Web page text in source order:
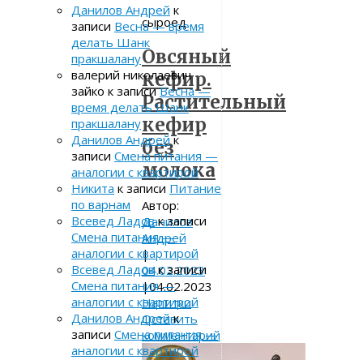
сыроед
Овсяный
кефир.
Растительный
кефир
без
молока
Автор:
Данилов
Андрей
|
04.02.2023
|04.02.2023
Напитки
Оставить
комментарий
Данилов Андрей к
записи Весна — время
делать Шанк
пракшалану
валерий николаевич
зайко к записиВесна —
время делать Шанк
пракшалану
Данилов Андрейк
записи Смена питания —
аналогии с квартирой
Никита к записи Питание
по варнам
Всевед Ладовк записи
Смена питания —
аналогии с квартирой
Всевед Ладовк записи
Смена питания —
аналогии с квартирой
Данилов Андрейк
записи Смена питания —
аналогии с квартирой